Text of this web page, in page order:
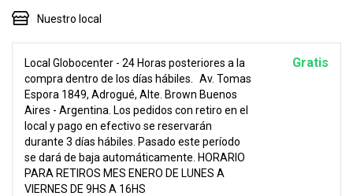
Nuestro local
Local Globocenter - 24 Horas posteriores a la
compra dentro de los días hábiles.
Av. Tomas
Espora 1849, Adrogué, Alte. Brown Buenos
Aires - Argentina. Los pedidos con retiro en el
local y pago en efectivo se reservarán
durante 3 días hábiles. Pasado este período
se dará de baja automáticamente. HORARIO
PARA RETIROS MES ENERO DE LUNES A
VIERNES DE 9HS A 16HS
Gratis